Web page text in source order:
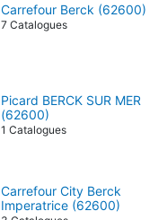
Carrefour Berck (62600)
7 Catalogues
Picard BERCK SUR MER
(62600)
1 Catalogues
Carrefour City Berck
Imperatrice (62600)